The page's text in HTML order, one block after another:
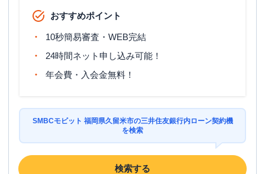
おすすめポイント
10秒簡易審査・WEB完結
24時間ネット申し込み可能！
年会費・入会金無料！
SMBCモビット 福岡県久留米市の三井住友銀行内ローン契約機
を検索
検索する